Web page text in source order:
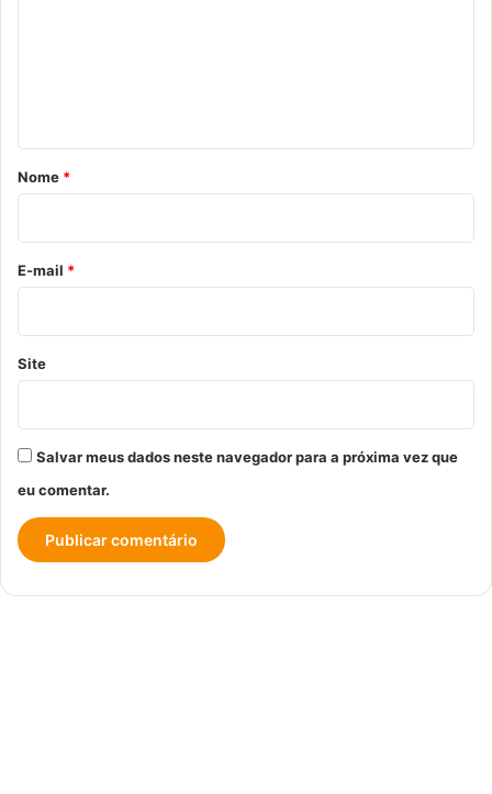
r
i
o
*
Nome *
E-mail *
Site
Salvar meus dados neste navegador para a próxima vez que
eu comentar.